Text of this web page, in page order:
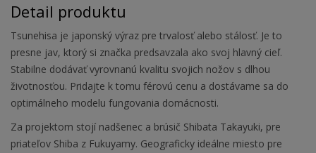
Detail produktu
Tsunehisa je japonský výraz pre trvalosť alebo stálosť. Je to
presne jav, ktorý si značka predsavzala ako svoj hlavný cieľ.
Stabilne dodávať vyrovnanú kvalitu svojich nožov s dlhou
životnosťou. Pridajte k tomu férovú cenu a dostávame sa do
optimálneho modelu fungovania domácnosti.
Za projektom stojí nadšenec a brúsič Shibata Takayuki, pre
priateľov Shiba z Fukuyamy. Geograficky ideálne miesto pre